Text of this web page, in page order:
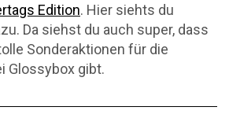
Edition. Hier siehts du
Da siehst du auch super, dass
Sonderaktionen für die
Glossybox gibt.